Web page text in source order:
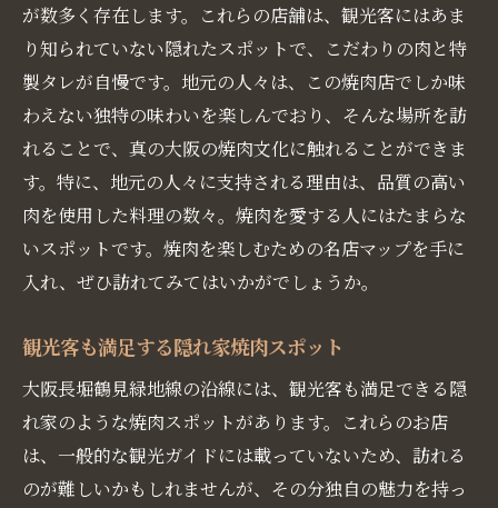
が数多く存在します。これらの店舗は、観光客にはあま
り知られていない隠れたスポットで、こだわりの肉と特
製タレが自慢です。地元の人々は、この焼肉店でしか味
わえない独特の味わいを楽しんでおり、そんな場所を訪
れることで、真の大阪の焼肉文化に触れることができま
す。特に、地元の人々に支持される理由は、品質の高い
肉を使用した料理の数々。焼肉を愛する人にはたまらな
いスポットです。焼肉を楽しむための名店マップを手に
入れ、ぜひ訪れてみてはいかがでしょうか。
観光客も満足する隠れ家焼肉スポット
大阪長堀鶴見緑地線の沿線には、観光客も満足できる隠
れ家のような焼肉スポットがあります。これらのお店
は、一般的な観光ガイドには載っていないため、訪れる
のが難しいかもしれませんが、その分独自の魅力を持っ